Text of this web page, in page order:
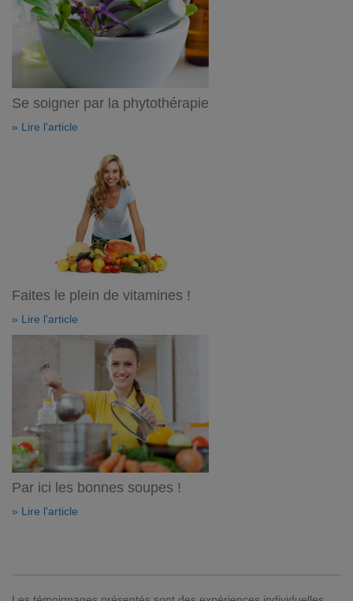
Se soigner par la phytothérapie
» Lire l'article
Faites le plein de vitamines !
» Lire l'article
Par ici les bonnes soupes !
» Lire l'article